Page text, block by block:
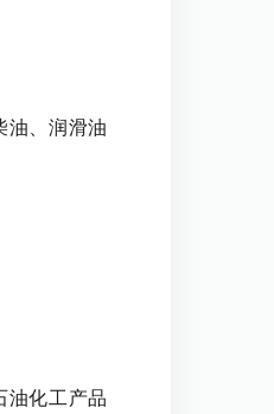
油、润滑油
油化工产品